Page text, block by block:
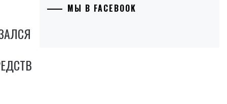
МЫ В FACEBOOK